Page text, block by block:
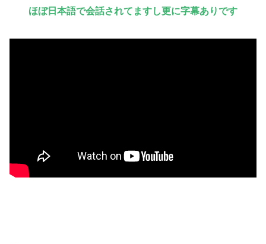
ほぼ日本語で会話されてますし更に字幕ありです